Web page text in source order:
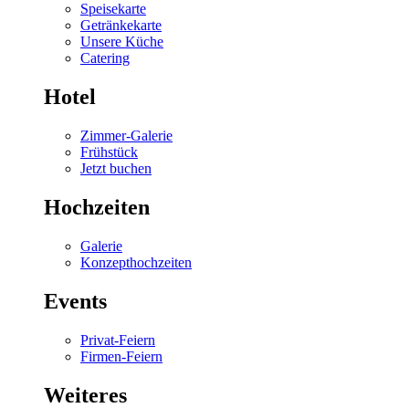
Speisekarte
Getränkekarte
Unsere Küche
Catering
Hotel
Zimmer-Galerie
Frühstück
Jetzt buchen
Hochzeiten
Galerie
Konzepthochzeiten
Events
Privat-Feiern
Firmen-Feiern
Weiteres